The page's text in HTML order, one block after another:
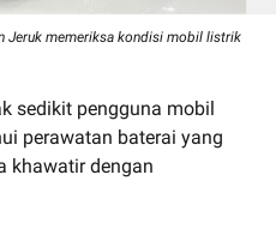
Jeruk memeriksa kondisi mobil listrik
sedikit pengguna mobil
perawatan baterai yang
khawatir dengan